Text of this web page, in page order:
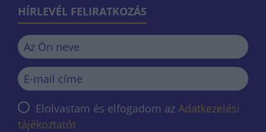
HÍRLEVÉL FELIRATKOZÁS
Elolvastam és elfogadom az Adatkezelési
tájékoztatót